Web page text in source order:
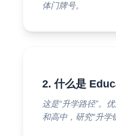
体门牌号。
2. 什么是
这是“升学路径”。
和高中，研究“升学